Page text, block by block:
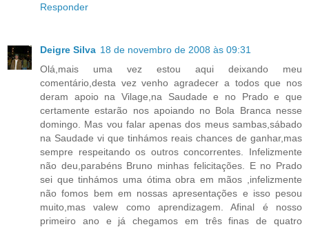
Responder
Deigre Silva 18 de novembro de 2008 às 09:31
Olá,mais uma vez estou aqui deixando meu
comentário,desta vez venho agradecer a todos que nos
deram apoio na Vilage,na Saudade e no Prado e que
certamente estarão nos apoiando no Bola Branca nesse
domingo. Mas vou falar apenas dos meus sambas,sábado
na Saudade vi que tinhámos reais chances de ganhar,mas
sempre respeitando os outros concorrentes. Infelizmente
não deu,parabéns Bruno minhas felicitações. E no Prado
sei que tinhámos uma ótima obra em mãos ,infelizmente
não fomos bem em nossas apresentações e isso pesou
muito,mas valew como aprendizagem. Afinal é nosso
primeiro ano e já chegamos em três finas de quatro